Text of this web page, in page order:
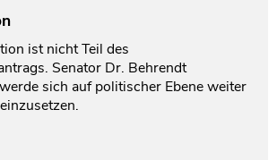
ist nicht Teil des
Senator Dr. Behrendt
sich auf politischer Ebene weiter